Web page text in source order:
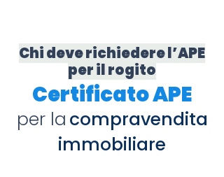
Chi deve richiedere l’APE
per il rogito
Certificato APE
per la compravendita
immobiliare